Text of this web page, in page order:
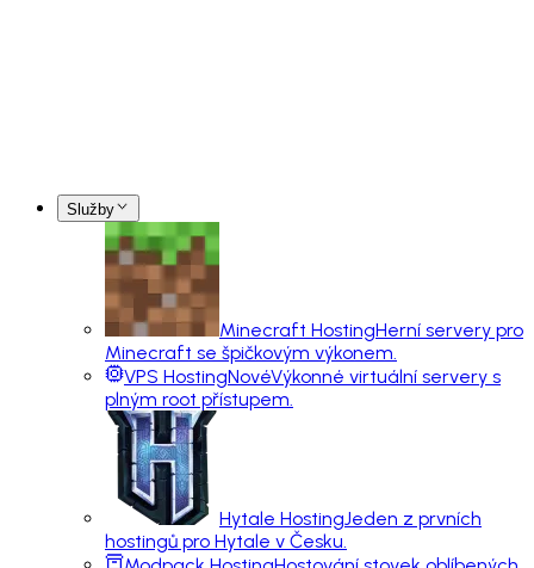
Služby
Minecraft HostingHerní servery pro
Minecraft se špičkovým výkonem.
VPS HostingNovéVýkonné virtuální servery s
plným root přístupem.
Hytale HostingJeden z prvních
hostingů pro Hytale v Česku.